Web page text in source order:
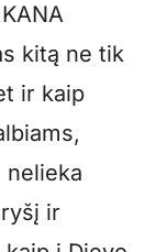
kitą ne tik
ir kaip
nelieka
ir